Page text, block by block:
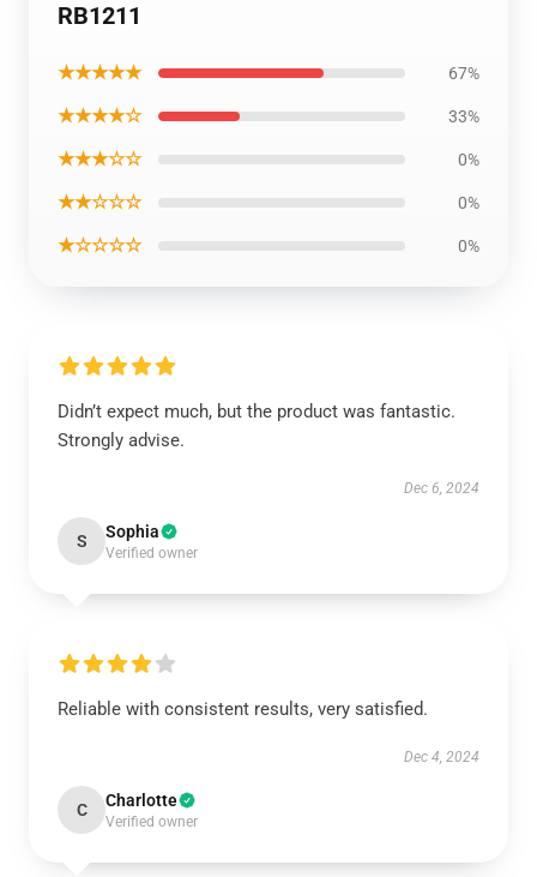
RB1211
★★★★★ 67%
★★★★☆ 33%
★★★☆☆ 0%
★★☆☆☆ 0%
★☆☆☆☆ 0%
Didn’t expect much, but the product was fantastic.
Strongly advise.
Dec 6, 2024
S Sophia
Verified owner
Reliable with consistent results, very satisfied.
Dec 4, 2024
C Charlotte
Verified owner